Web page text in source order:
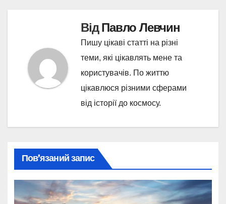
ВідПавло Левчин
Пишу цікаві статті на різні
теми, які цікавлять мене та
користувачів. По життю
цікавлюся різними сферами
від історії до космосу.
Пов’язаний запис